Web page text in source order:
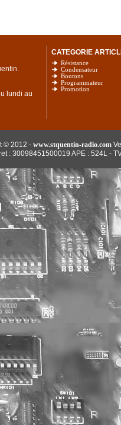
lundi au
CATEGORIE
Résistance
Condensateur
Boutons
Programmateur
Promotion
© 2012 - www.stquentin-radio.com
: 30098451500019 APE : 524L -